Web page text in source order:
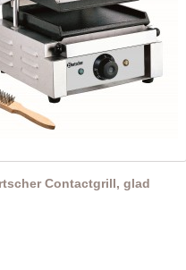
Contactgrill, glad